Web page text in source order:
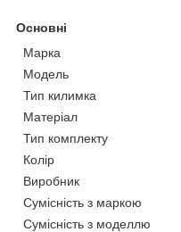
Основні
Марка
Модель
Тип килимка
Матеріал
Тип комплекту
Колір
Виробник
Сумісність з маркою
Сумісність з моделлю